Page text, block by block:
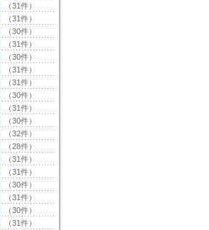
（31件）
（31件）
（30件）
（31件）
（30件）
（31件）
（31件）
（30件）
（31件）
（30件）
（32件）
（28件）
（31件）
（31件）
（30件）
（31件）
（30件）
（31件）